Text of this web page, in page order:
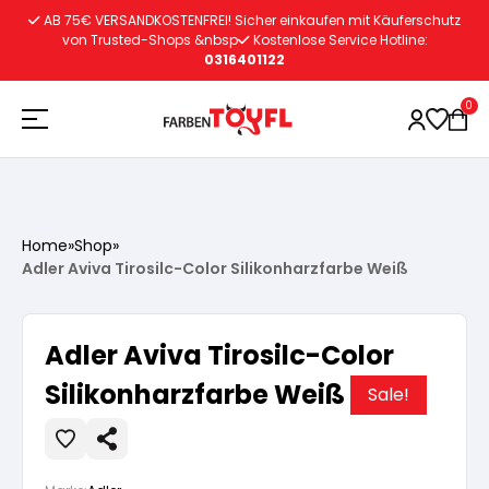
Wasserlösliche Grundierung
Lösemittelhältige Grundierung
Vorbereitung
Wasserlösliche Grundierung
Autoreparatur
Vorbereitung
Innenfarben
AB 75€ VERSANDKOSTENFREI! Sicher einkaufen mit Käuferschutz
von Trusted-Shops &nbsp
Kostenlose Service Hotline:
0316401122
0
Home»Shop»
Adler Aviva Tirosilc-Color Silikonharzfarbe Weiß
Adler Aviva Tirosilc-Color
Silikonharzfarbe Weiß
Sale!